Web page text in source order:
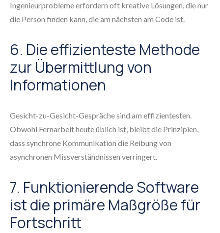
Ingenieurprobleme erfordern oft kreative Lösungen, die nur
die Person finden kann, die am nächsten am Code ist.
6. Die effizienteste Methode
zur Übermittlung von
Informationen
Gesicht-zu-Gesicht-Gespräche sind am effizientesten.
Obwohl Fernarbeit heute üblich ist, bleibt die Prinzipien,
dass synchrone Kommunikation die Reibung von
asynchronen Missverständnissen verringert.
7. Funktionierende Software
ist die primäre Maßgröße für
Fortschritt